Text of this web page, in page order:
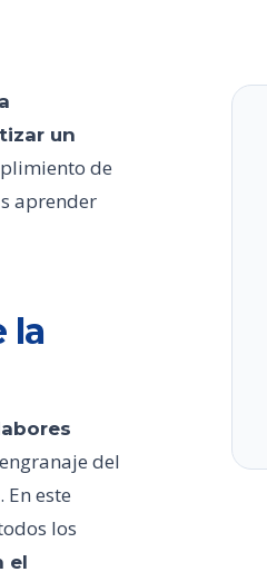
un
de
aprender
la
del
. En este
los
el